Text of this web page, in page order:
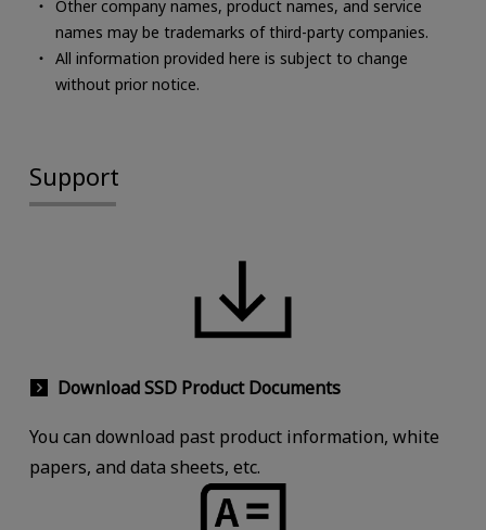
Other company names, product names, and service
names may be trademarks of third-party companies.
All information provided here is subject to change
without prior notice.
Support
Download SSD Product Documents
You can download past product information, white
papers, and data sheets, etc.